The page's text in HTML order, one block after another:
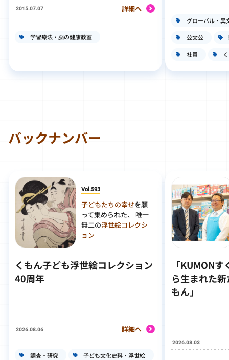
2015.07.07 詳細へ
学習療法・脳の健康教室
グローバル・異
公文公
社員
バックナンバー
Vol.593
子どもたちの幸せを願
って集められた、 唯一
無二の浮世絵コレクシ
ョン
くもん子ども浮世絵コレクション
40周年
2026.08.06 詳細へ
調査・研究 子ども文化史料・浮世絵
「KUMON
ら生まれた
もん」
2026.08.03